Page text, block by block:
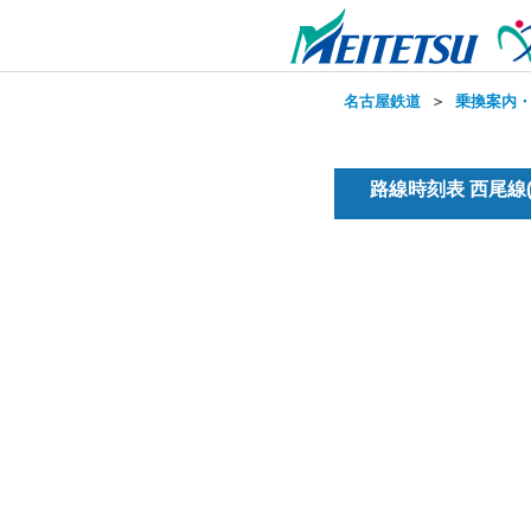
名古屋鉄道 ＞ 乗換案内
路線時刻表 西尾